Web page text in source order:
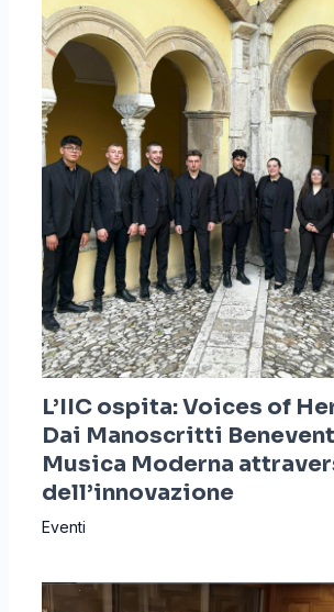
L’IIC ospita: Voices of
Dai Manoscritti
Musica Moderna
dell’innovazione
Eventi